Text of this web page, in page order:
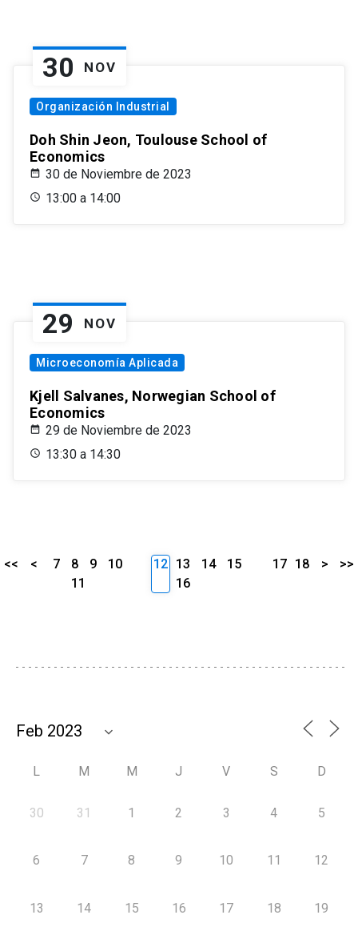
30 NOV
Organización Industrial
Doh Shin Jeon, Toulouse School of
Economics
30 de Noviembre de 2023
13:00 a 14:00
29 NOV
Microeconomía Aplicada
Kjell Salvanes, Norwegian School of
Economics
29 de Noviembre de 2023
13:30 a 14:30
<< < 7 8 9
10
11
12 13 14
15
16
17 18 > >>
L M M J V S D
30 31 1 2 3 4 5
6 7 8 9 10 11 12
13 14 15 16 17 18 19